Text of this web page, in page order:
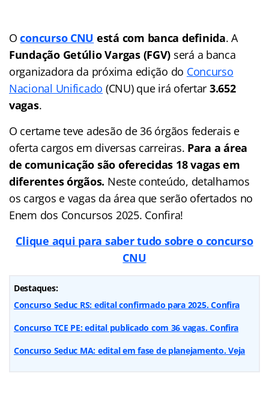
Oconcurso CNU está com banca definida. A
Fundação Getúlio Vargas (FGV) será a banca
organizadora da próxima edição do Concurso
Nacional Unificado (CNU) que irá ofertar 3.652
vagas.
O certame teve adesão de 36 órgãos federais e
oferta cargos em diversas carreiras. Para a área
de comunicação são oferecidas 18 vagas em
diferentes órgãos. Neste conteúdo, detalhamos
os cargos e vagas da área que serão ofertados no
Enem dos Concursos 2025. Confira!
Clique aqui para saber tudo sobre o concurso
CNU
Destaques:
Concurso Seduc RS: edital confirmado para 2025. Confira
Concurso TCE PE: edital publicado com 36 vagas. Confira
Concurso Seduc MA: edital em fase de planejamento. Veja